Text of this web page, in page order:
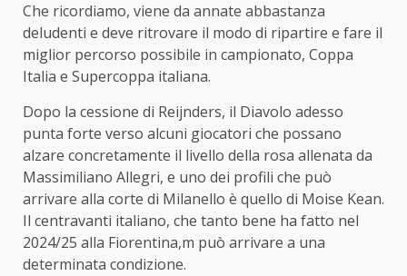
Che ricordiamo, viene da annate abbastanza
deludenti e deve ritrovare il modo di ripartire e fare il
miglior percorso possibile in campionato, Coppa
Italia e Supercoppa italiana.
Dopo la cessione di Reijnders, il Diavolo adesso
punta forte verso alcuni giocatori che possano
alzare concretamente il livello della rosa allenata da
Massimiliano Allegri, e uno dei profili che può
arrivare alla corte di Milanello è quello di Moise Kean.
Il centravanti italiano, che tanto bene ha fatto nel
2024/25 alla Fiorentina,m può arrivare a una
determinata condizione.